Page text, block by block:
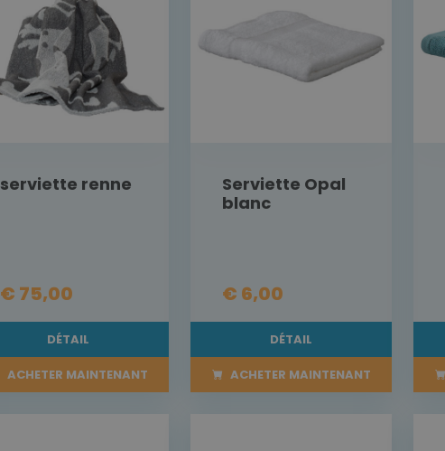
serviette renne
€ 75,00
DÉTAIL
ACHETER MAINTENANT
Serviette Opal
blanc
€ 6,00
DÉTAIL
ACHETER MAINTENANT